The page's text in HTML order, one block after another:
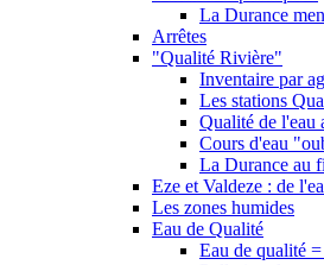
La Durance
Arrêtes
"Qualité Rivière"
Inventaire par
Les stations
Qualité de l'eau
Cours d'eau
La Durance au
Eze et Valdeze : de
Les zones humides
Eau de Qualité
Eau de qualité